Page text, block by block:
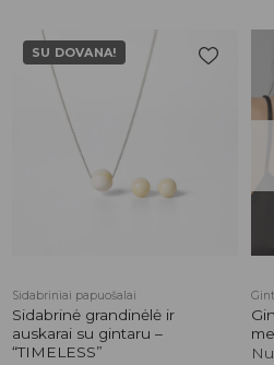
SU DOVANA!
Sidabriniai papuošalai
Sidabrinė grandinėlė ir
auskarai su gintaru –
“TIMELESS”